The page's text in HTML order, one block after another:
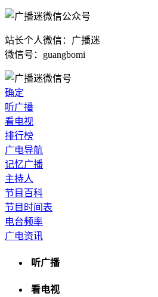
站长个人微信：广播迷
微信号：guangbomi
确定
听广播
看电视
排行榜
广电导航
记忆广播
主持人
节目百科
节目时间表
电台频率
广电资讯
听广播
看电视